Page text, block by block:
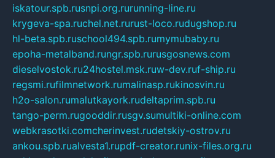
iskatour.spb.rusnpi.org.rurunning-line.ru
krygeva-spa.ruchel.net.rurust-loco.rudugshop.ru
hl-beta.spb.ruschool494.spb.rumymubaby.ru
epoha-metalband.rungr.spb.rurusgosnews.com
dieselvostok.ru24hostel.msk.ruw-dev.ruf-ship.ru
regsmi.rufilmnetwork.rumalinasp.rukinosvin.ru
h2o-salon.rumalutkayork.rudeltaprim.spb.ru
tango-perm.rugooddir.rusgv.sumultiki-online.com
webkrasotki.comcherinvest.rudetskiy-ostrov.ru
ankou.spb.rualvesta1.rupdf-creator.runix-files.org.ru